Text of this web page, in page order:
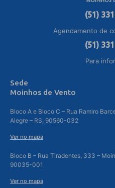
(51)
Agendamento de
(51)
Para
Sede
Moinhos de Vento
Bloco A e Bloco C – Rua Ramiro
Alegre – RS, 90560-032
Ver no mapa
Bloco B – Rua Tiradentes, 333 –
90035-001
Ver no mapa